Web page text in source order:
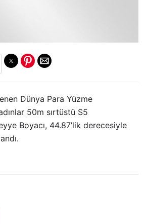
Dünya Para Yüzme
50m sırtüstü S5
Boyacı, 44.87’lik derecesiyle